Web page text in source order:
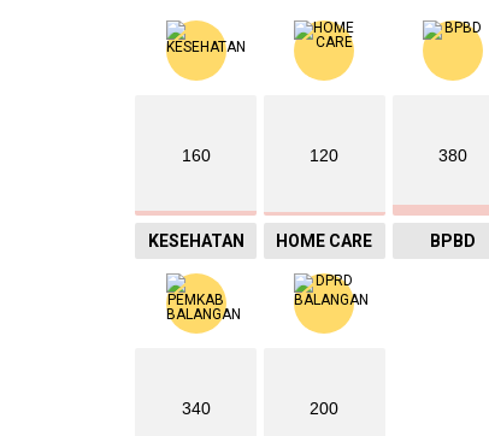
160
KESEHATAN
120
HOME CARE
380
BPBD
340 200